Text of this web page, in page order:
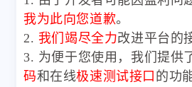
我为此向您道歉。
2. 我们竭尽全力改进平台的
3. 为便于您使用，我们提供
码和在线极速测试接口 的功